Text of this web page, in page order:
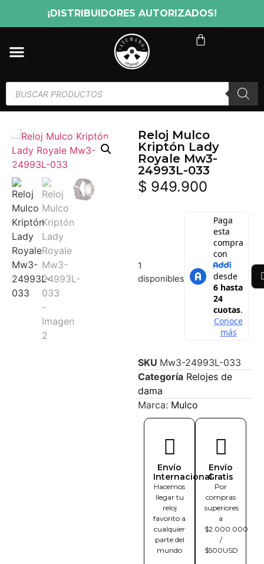
¡DISTRIBUIDORES AUTORIZADOS!
Reloj Mulco
Kriptón Lady
Royale Mw3-
24993L-033
$ 949.900
1
disponibles
SKU Mw3-24993L-033
Categoría Relojes de
dama
Marca: Mulco
Envío
Internacional
Hacemos
llegar tu
reloj
favorito a
cualquier
parte del
mundo
Envío
Gratis
Por
compras
superiores
a
$2.000.000
/
$500USD